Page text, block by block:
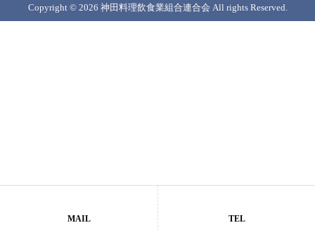
Copyright © 2026 神田料理飲食業組合連合会 All rights Reserved.
MAIL TEL